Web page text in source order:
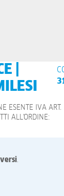
|
ESENTE IVA
ALL'ORDINE:
.